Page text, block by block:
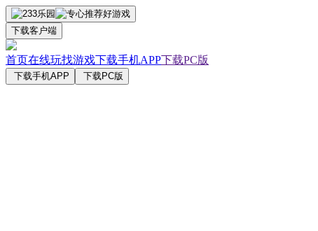
下载客户端
首页在线玩找游戏下载手机APP下载PC版
下载手机APP 下载PC版